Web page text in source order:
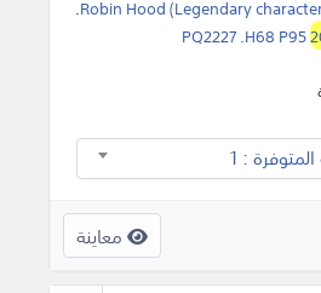
Robin Hood (Legendary
.
PQ2227 .H68 P95
: 1
معاينة